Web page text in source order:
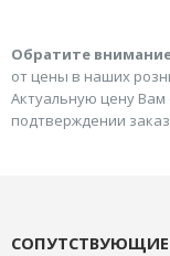
Обратите
от цены в наших
Актуальную цену
подтверждении